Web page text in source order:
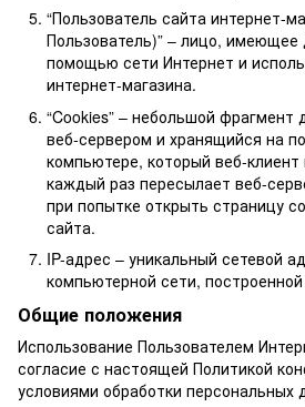
“Пользователь сайта интернет-
Пользователь)” – лицо, имеющее
помощью сети Интернет и
интернет-магазина.
“Cookies” – небольшой фрагмент
веб-сервером и хранящийся на
компьютере, который веб-клиент
каждый раз пересылает веб-
при попытке открыть страницу
сайта.
IP-адрес – уникальный сетевой
компьютерной сети, построенной
Общие положения
Использование Пользователем
согласие с настоящей Политикой
условиями обработки персональных